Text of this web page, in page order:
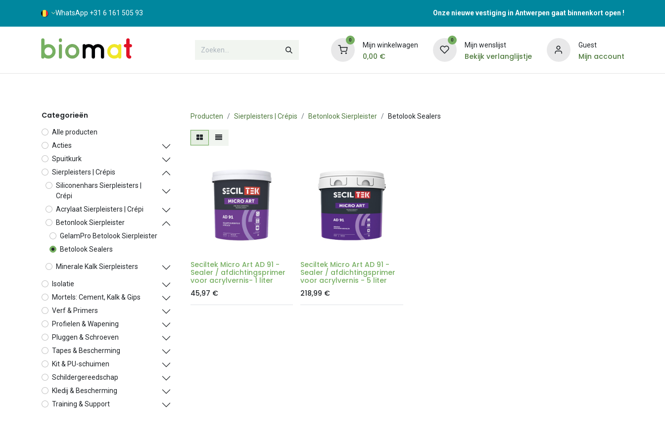
WhatsApp +31 6 161 505 93 Onze nieuwe vestiging in Antwerpen gaat binnenkort open !
0
Mijn winkelwagen
0,00 €
0
Mijn wenslijst
Bekijk verlanglijstje
Guest
Mijn account
Categorieën
Alle producten
Acties
Spuitkurk
Sierpleisters | Crépis
Siliconenhars Sierpleisters |
Crépi
Acrylaat Sierpleisters | Crépi
Betonlook Sierpleister
GelamPro Betolook Sierpleister
Betolook Sealers
Minerale Kalk Sierpleisters
Isolatie
Mortels: Cement, Kalk & Gips
Verf & Primers
Profielen & Wapening
Pluggen & Schroeven
Tapes & Bescherming
Kit & PU-schuimen
Schildergereedschap
Kledij & Bescherming
Training & Support
Producten Sierpleisters | Crépis Betonlook Sierpleister Betolook Sealers
Seciltek Micro Art AD 91 -
Sealer / afdichtingsprimer
voor acrylvernis- 1 liter
45,97 €
Seciltek Micro Art AD 91 -
Sealer / afdichtingsprimer
voor acrylvernis - 5 liter
218,99 €